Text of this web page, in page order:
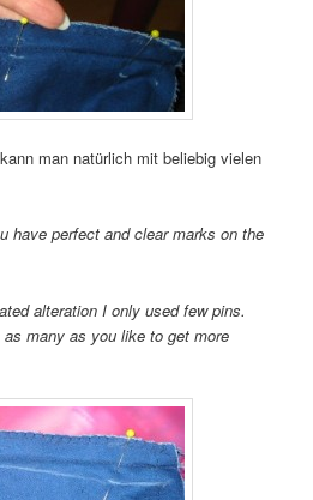
man natürlich mit beliebig vielen
have perfect and clear marks on the
alteration I only used few pins.
many as you like to get more